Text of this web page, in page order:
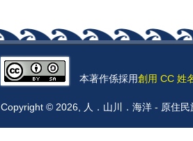
本著作係採用創用 CC 姓
Copyright © 2026, 人．山川．海洋 - 原住民